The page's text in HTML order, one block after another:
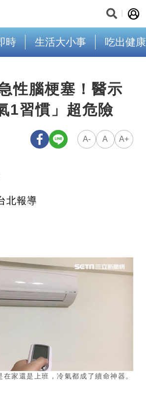
時 生活大小事 吃出健康
性腦梗塞！醫示
1習慣」超危險
A- A A+
北報導
家還是上班，冷氣都成了續命神器。